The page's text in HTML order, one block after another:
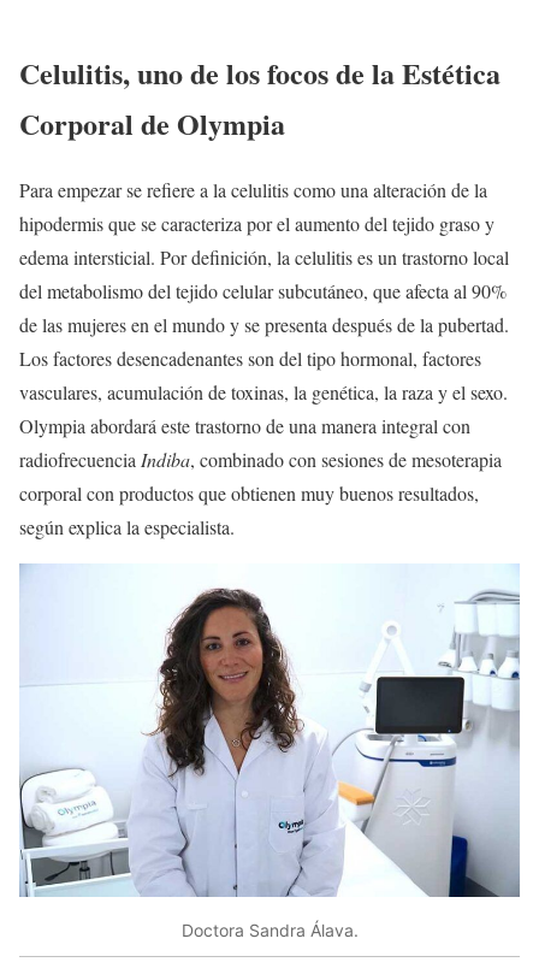
Celulitis, uno de los focos de la Estética
Corporal de Olympia
Para empezar se refiere a la celulitis como una alteración de la
hipodermis que se caracteriza por el aumento del tejido graso y
edema intersticial. Por definición, la celulitis es un trastorno local
del metabolismo del tejido celular subcutáneo, que afecta al 90%
de las mujeres en el mundo y se presenta después de la pubertad.
Los factores desencadenantes son del tipo hormonal, factores
vasculares, acumulación de toxinas, la genética, la raza y el sexo.
Olympia abordará este trastorno de una manera integral con
radiofrecuencia Indiba, combinado con sesiones de mesoterapia
corporal con productos que obtienen muy buenos resultados,
según explica la especialista.
Doctora Sandra Álava.